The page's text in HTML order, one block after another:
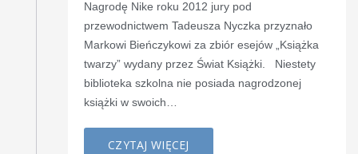
Nagrodę Nike roku 2012 jury pod
przewodnictwem Tadeusza Nyczka przyznało
Markowi Bieńczykowi za zbiór esejów „Książka
twarzy” wydany przez Świat Książki. Niestety
biblioteka szkolna nie posiada nagrodzonej
książki w swoich…
CZYTAJ WIĘCEJ